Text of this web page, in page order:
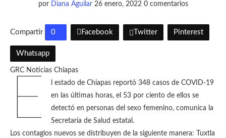
por Diana Aguilar 26 enero, 2022 0 comentarios
Compartir 0 Facebook Twitter Pinterest
Whatsapp
GRC Noticias Chiapas
E
l estado de Chiapas reportó 348 casos de COVID-19
en las últimas horas, el 53 por ciento de ellos se
detectó en personas del sexo femenino, comunica la
Secretaría de Salud estatal.
Los contagios nuevos se distribuyen de la siguiente manera: Tuxtla